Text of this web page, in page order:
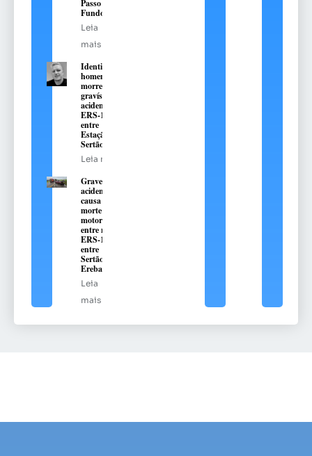
Passo
Fundo
Leia
mais
Identificado
homem que
morreu em
gravíssimo
acidente na
ERS-135,
entre
Estação e
Sertão
Leia mais
Grave
acidente
causa
morte de
motorista
entre na
ERS-135,
entre
Sertão e
Erebango
Leia
mais